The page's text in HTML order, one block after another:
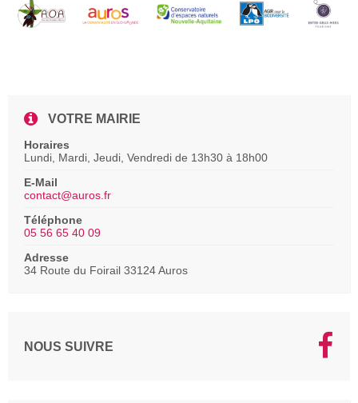
VOTRE MAIRIE
Horaires
Lundi, Mardi, Jeudi, Vendredi de 13h30 à 18h00
E-Mail
contact@auros.fr
Téléphone
05 56 65 40 09
Adresse
34 Route du Foirail 33124 Auros
NOUS SUIVRE